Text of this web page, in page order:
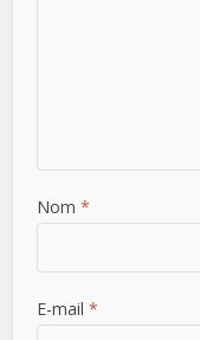
Nom*
E-mail*